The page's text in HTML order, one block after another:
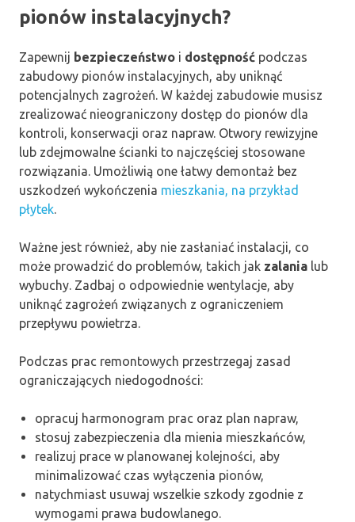
pionów instalacyjnych?
Zapewnij bezpieczeństwo i dostępność podczas
zabudowy pionów instalacyjnych, aby uniknąć
potencjalnych zagrożeń. W każdej zabudowie musisz
zrealizować nieograniczony dostęp do pionów dla
kontroli, konserwacji oraz napraw. Otwory rewizyjne
lub zdejmowalne ścianki to najczęściej stosowane
rozwiązania. Umożliwią one łatwy demontaż bez
uszkodzeń wykończenia mieszkania, na przykład
płytek.
Ważne jest również, aby nie zasłaniać instalacji, co
może prowadzić do problemów, takich jak zalania lub
wybuchy. Zadbaj o odpowiednie wentylacje, aby
uniknąć zagrożeń związanych z ograniczeniem
przepływu powietrza.
Podczas prac remontowych przestrzegaj zasad
ograniczających niedogodności:
opracuj harmonogram prac oraz plan napraw,
stosuj zabezpieczenia dla mienia mieszkańców,
realizuj prace w planowanej kolejności, aby
minimalizować czas wyłączenia pionów,
natychmiast usuwaj wszelkie szkody zgodnie z
wymogami prawa budowlanego.